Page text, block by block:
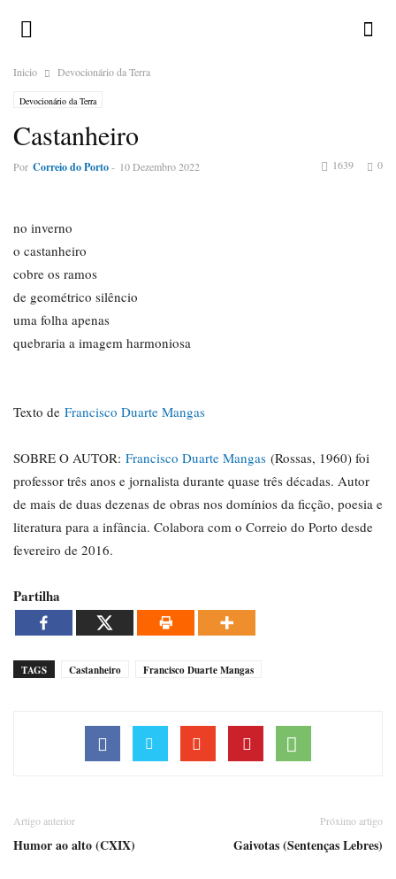
Inicio Devocionário da Terra
Devocionário da Terra
Castanheiro
Por Correio do Porto- 10 Dezembro 2022 0
1639
no inverno
o castanheiro
cobre os ramos
de geométrico silêncio
uma folha apenas
quebraria a imagem harmoniosa
Texto de Francisco Duarte Mangas
SOBRE O AUTOR: Francisco Duarte Mangas (Rossas, 1960) foi
professor três anos e jornalista durante quase três décadas. Autor
de mais de duas dezenas de obras nos domínios da ficção, poesia e
literatura para a infância. Colabora com o Correio do Porto desde
fevereiro de 2016.
Partilha
TAGS Castanheiro Francisco Duarte Mangas
Artigo anterior
Humor ao alto (CXIX)
Próximo artigo
Gaivotas (Sentenças Lebres)